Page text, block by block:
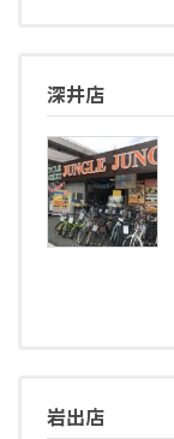
深井店
岩出店